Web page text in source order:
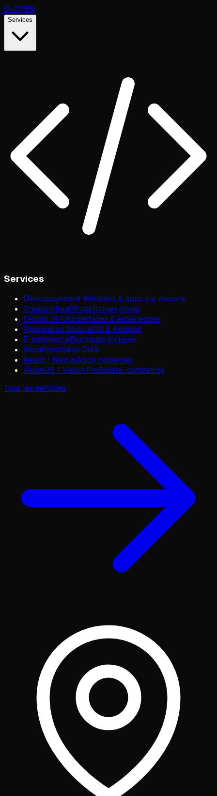
D-OPEN
Services
Services
Développement WebSites & apps sur mesure
Création SaaSPlateformes cloud
Design UI/UXInterfaces & expériences
Application MobileiOS & Android
E-commerceBoutiques en ligne
WordPressSites CMS
React / Next.jsApps modernes
visionOS / Vision ProSpatial computing
Tous les services